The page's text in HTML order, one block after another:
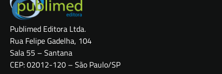
Publimed Editora Ltda.
Rua Felipe Gadelha, 104
Sala 55 – Santana
CEP: 02012-120 – São Paulo/SP